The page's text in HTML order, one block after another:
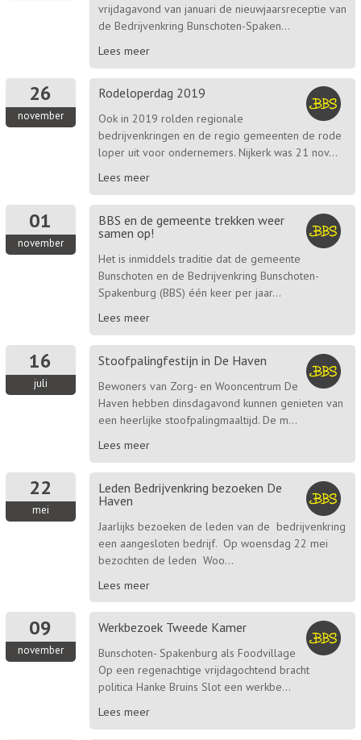
vrijdagavond van januari de nieuwjaarsreceptie van
de Bedrijvenkring Bunschoten-Spaken...
Lees meer
Rodeloperdag 2019
Ook in 2019 rolden regionale
bedrijvenkringen en de regio gemeenten de rode
loper uit voor ondernemers. Nijkerk was 21 nov...
Lees meer
26
november
BBS en de gemeente trekken weer
samen op!
Het is inmiddels traditie dat de gemeente
Bunschoten en de Bedrijvenkring Bunschoten-
Spakenburg (BBS) één keer per jaar...
Lees meer
01
november
Stoofpalingfestijn in De Haven
Bewoners van Zorg- en Wooncentrum De
Haven hebben dinsdagavond kunnen genieten van
een heerlijke stoofpalingmaaltijd. De m...
Lees meer
16
juli
Leden Bedrijvenkring bezoeken De
Haven
Jaarlijks bezoeken de leden van de bedrijvenkring
een aangesloten bedrijf. Op woensdag 22 mei
bezochten de leden Woo...
Lees meer
22
mei
Werkbezoek Tweede Kamer
Bunschoten- Spakenburg als Foodvillage
Op een regenachtige vrijdagochtend bracht
politica Hanke Bruins Slot een werkbe...
Lees meer
09
november